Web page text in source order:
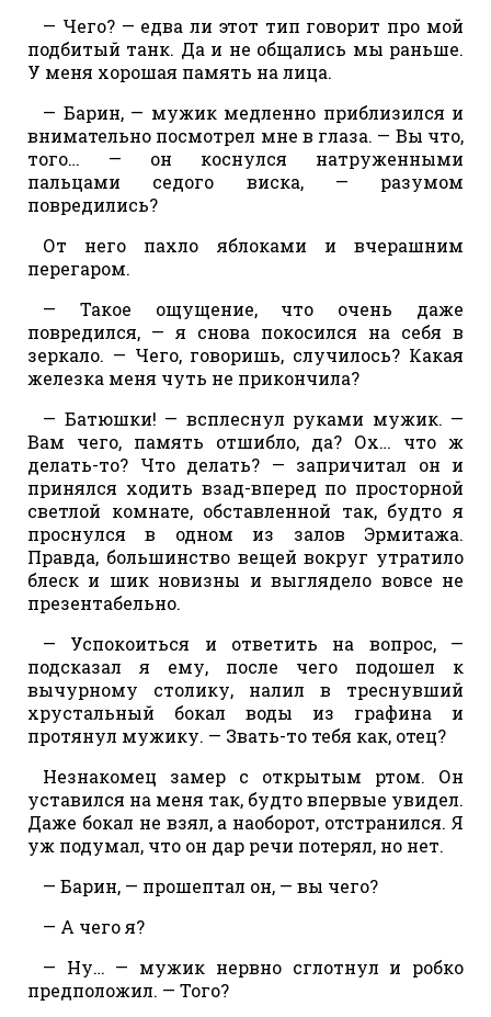
— Чего? — едва ли этот тип говорит про мой
подбитый танк. Да и не общались мы раньше.
У меня хорошая память на лица.
— Барин, — мужик медленно приблизился и
внимательно посмотрел мне в глаза. — Вы что,
того… — он коснулся натруженными
пальцами седого виска, — разумом
повредились?
От него пахло яблоками и вчерашним
перегаром.
— Такое ощущение, что очень даже
повредился, — я снова покосился на себя в
зеркало. — Чего, говоришь, случилось? Какая
железка меня чуть не прикончила?
— Батюшки! — всплеснул руками мужик. —
Вам чего, память отшибло, да? Ох… что ж
делать-то? Что делать? — запричитал он и
принялся ходить взад-вперед по просторной
светлой комнате, обставленной так, будто я
проснулся в одном из залов Эрмитажа.
Правда, большинство вещей вокруг утратило
блеск и шик новизны и выглядело вовсе не
презентабельно.
— Успокоиться и ответить на вопрос, —
подсказал я ему, после чего подошел к
вычурному столику, налил в треснувший
хрустальный бокал воды из графина и
протянул мужику. — Звать-то тебя как, отец?
Незнакомец замер с открытым ртом. Он
уставился на меня так, будто впервые увидел.
Даже бокал не взял, а наоборот, отстранился. Я
уж подумал, что он дар речи потерял, но нет.
— Барин, — прошептал он, — вы чего?
— А чего я?
— Ну… — мужик нервно сглотнул и робко
предположил. — Того?